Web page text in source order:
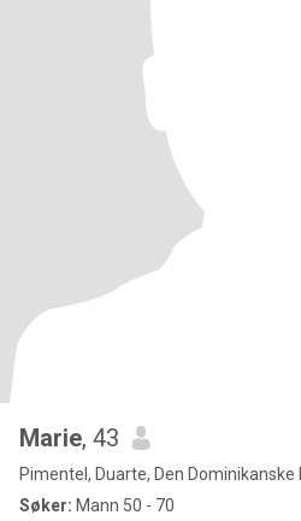
Marie, 43
Pimentel, Duarte, Den Dominikanske
Søker: Mann 50 - 70